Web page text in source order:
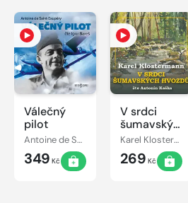
Válečný
pilot
Antoine de Saint-Exupéry
349 Kč
V srdci
šumavských
hvozdů
Karel Klostermann
269 Kč